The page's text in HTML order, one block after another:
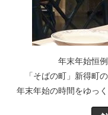
年末年始恒
「そばの町」新得町
年末年始の時間をゆっ